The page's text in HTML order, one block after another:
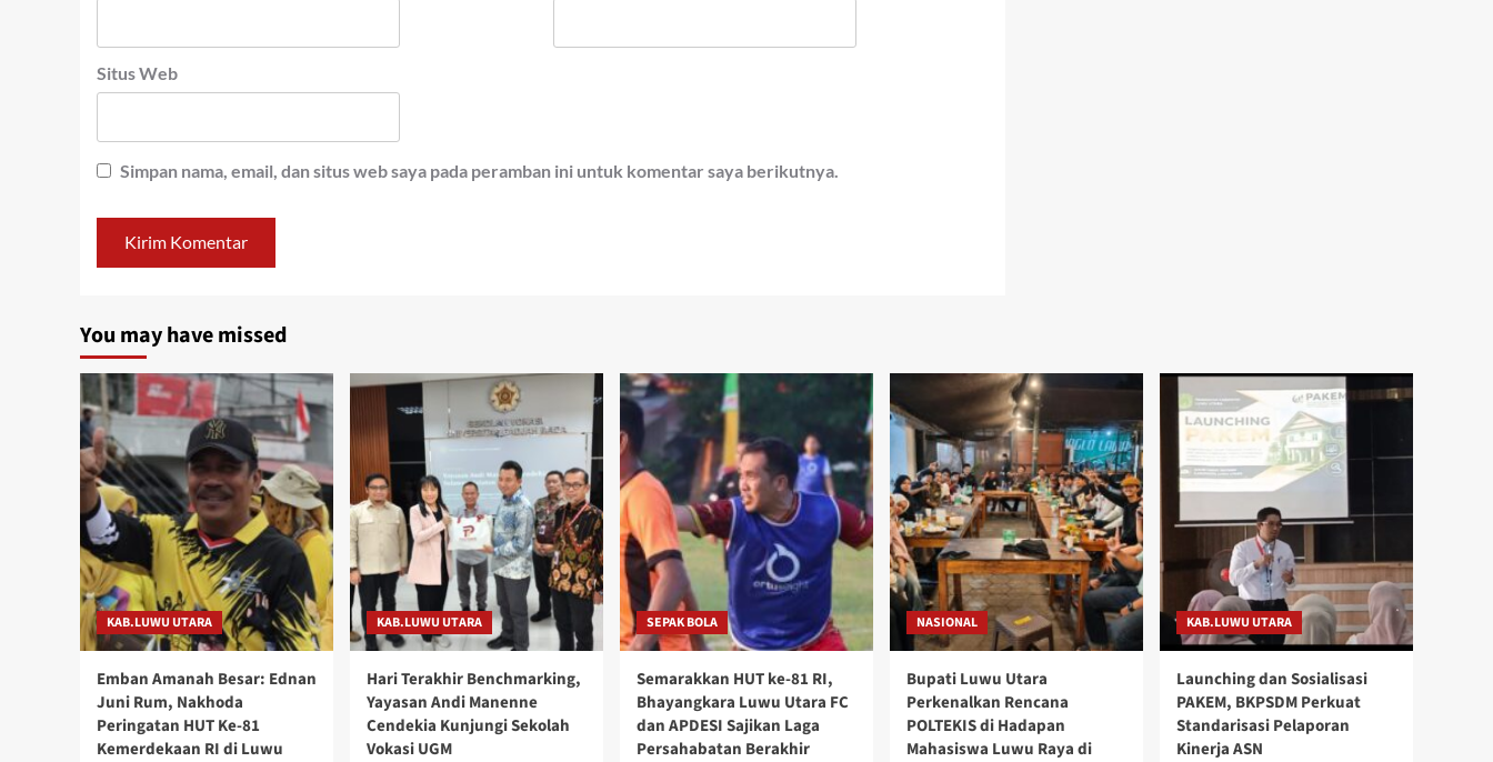
Situs Web
Simpan nama, email, dan situs web saya pada peramban ini untuk komentar saya berikutnya.
You may have missed
KAB.LUWU UTARA
Emban Amanah Besar: Ednan
Juni Rum, Nakhoda
Peringatan HUT Ke-81
Kemerdekaan RI di Luwu
KAB.LUWU UTARA
Hari Terakhir Benchmarking,
Yayasan Andi Manenne
Cendekia Kunjungi Sekolah
Vokasi UGM
SEPAK BOLA
Semarakkan HUT ke-81 RI,
Bhayangkara Luwu Utara FC
dan APDESI Sajikan Laga
Persahabatan Berakhir
NASIONAL
Bupati Luwu Utara
Perkenalkan Rencana
POLTEKIS di Hadapan
Mahasiswa Luwu Raya di
KAB.LUWU UTARA
Launching dan Sosialisasi
PAKEM, BKPSDM Perkuat
Standarisasi Pelaporan
Kinerja ASN